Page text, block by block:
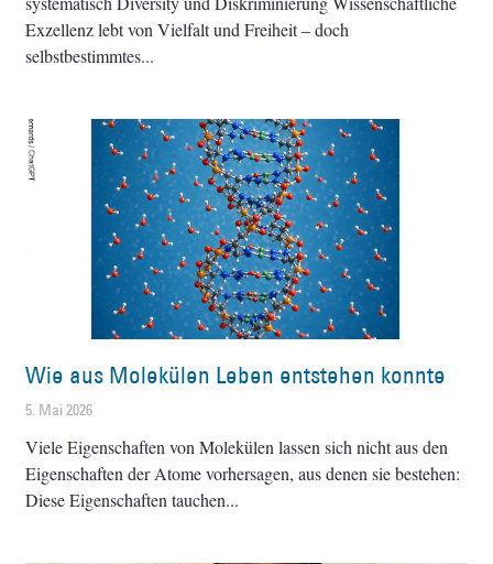
Exzellenz lebt von Vielfalt und Freiheit – doch
selbstbestimmtes
Wie aus Molekülen Leben entstehen konnte
5. Mai 2026
Viele Eigenschaften von Molekülen lassen sich nicht aus den
Eigenschaften der Atome vorhersagen, aus denen sie bestehen:
Diese Eigenschaften tauchen